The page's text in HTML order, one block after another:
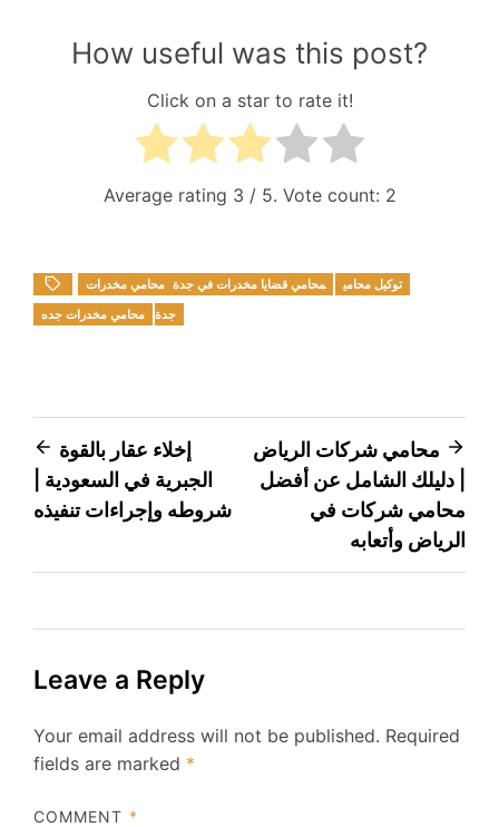
How useful was this post?
Click on a star to rate it!
Average rating 3 / 5. Vote count: 2
توكيل محامي محامي قضايا مخدرات في جدة محامي مخدرات
جدة
محامي مخدرات جده
Post
navigation
إخلاء عقار بالقوة
الجبرية في السعودية |
شروطه وإجراءات تنفيذه
محامي شركات الرياض
| دليلك الشامل عن أفضل
محامي شركات في
الرياض وأتعابه
Leave a Reply
Your email address will not be published. Required
fields are marked *
COMMENT *